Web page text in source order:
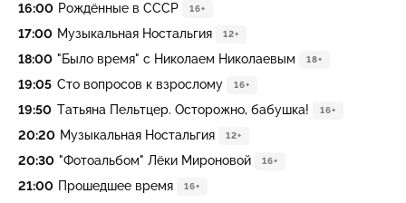
16:00 Рождённые в СССР 16+
17:00 Музыкальная Ностальгия 12+
18:00 "Было время" с Николаем Николаевым 18+
19:05 Сто вопросов к взрослому 16+
19:50 Татьяна Пельтцер. Осторожно, бабушка! 16+
20:20 Музыкальная Ностальгия 12+
20:30 "Фотоальбом" Лёки Мироновой 16+
21:00 Прошедшее время 16+